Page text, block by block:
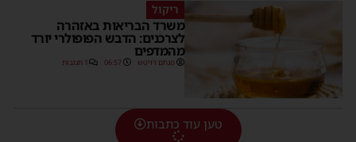
ריקול
משרד הבריאות באזהרה
לצרכנים: הדבש הפופולרי יורד
מהמדפים
מנחם דויטש 06:57 1 תגובות
טען עוד כתבות